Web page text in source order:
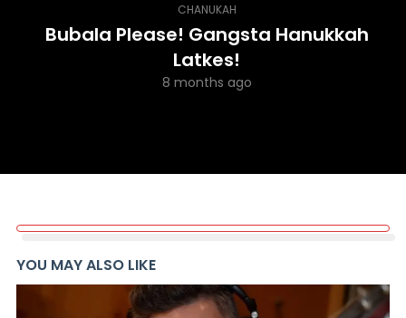
CHANUKAH
Bubala Please! Gangsta Hanukkah
Latkes!
8 months ago
YOU MAY ALSO LIKE